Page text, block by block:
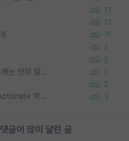
17
13
16
2
2
타대학원 컨텍 준비중인데, 지도교수님께는 언제 말씀드려야 할까요? 2
2
우리나라도 학구 열풍보면 Higher Doctorate 학위가 필요하다고 봅니다. 3
글이 많이 달린 글